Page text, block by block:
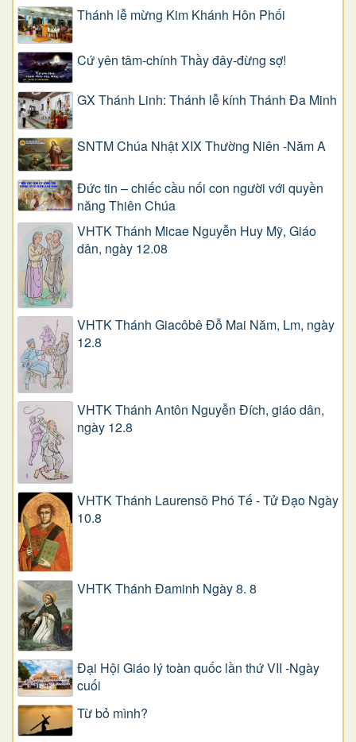
Thánh lễ mừng Kim Khánh Hôn Phối
Cứ yên tâm-chính Thầy đây-đừng sợ!
GX Thánh Linh: Thánh lễ kính Thánh Đa Minh
SNTM Chúa Nhật XIX Thường Niên -Năm A
Đức tin – chiếc cầu nối con người với quyền
năng Thiên Chúa
VHTK Thánh Micae Nguyễn Huy Mỹ, Giáo
dân, ngày 12.08
VHTK Thánh Giacôbê Ðỗ Mai Năm, Lm, ngày
12.8
VHTK Thánh Antôn Nguyễn Ðích, giáo dân,
ngày 12.8
VHTK Thánh Laurensô Phó Tế - Tử Đạo Ngày
10.8
VHTK Thánh Đaminh Ngày 8. 8
Đại Hội Giáo lý toàn quốc lần thứ VII -Ngày
cuối
Từ bỏ mình?